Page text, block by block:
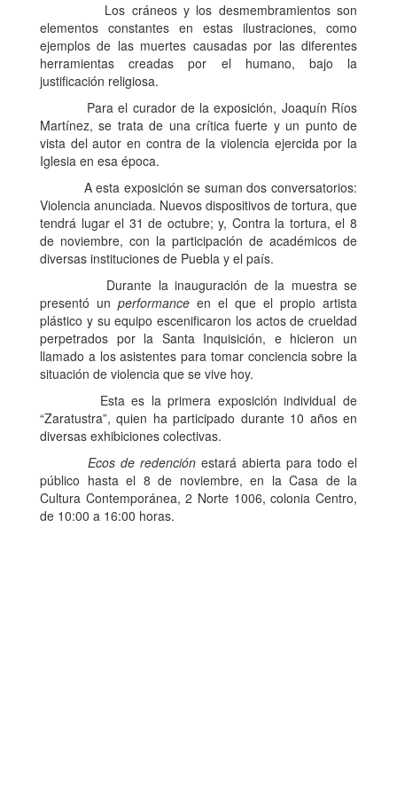
Los cráneos y los desmembramientos son
elementos constantes en estas ilustraciones, como
ejemplos de las muertes causadas por las diferentes
herramientas creadas por el humano, bajo la
justificación religiosa.
Para el curador de la exposición, Joaquín Ríos
Martínez, se trata de una crítica fuerte y un punto de
vista del autor en contra de la violencia ejercida por la
Iglesia en esa época.
A esta exposición se suman dos conversatorios:
Violencia anunciada. Nuevos dispositivos de tortura, que
tendrá lugar el 31 de octubre; y, Contra la tortura, el 8
de noviembre, con la participación de académicos de
diversas instituciones de Puebla y el país.
Durante la inauguración de la muestra se
presentó un performance en el que el propio artista
plástico y su equipo escenificaron los actos de crueldad
perpetrados por la Santa Inquisición, e hicieron un
llamado a los asistentes para tomar conciencia sobre la
situación de violencia que se vive hoy.
Esta es la primera exposición individual de
“Zaratustra”, quien ha participado durante 10 años en
diversas exhibiciones colectivas.
Ecos de redención estará abierta para todo el
público hasta el 8 de noviembre, en la Casa de la
Cultura Contemporánea, 2 Norte 1006, colonia Centro,
de 10:00 a 16:00 horas.